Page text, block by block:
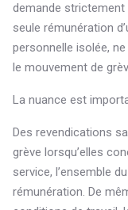
demande strictement
seule rémunération
personnelle isolée,
le mouvement de
La nuance est
Des revendications
grève lorsqu’elles
service, l’ensemble
rémunération. De